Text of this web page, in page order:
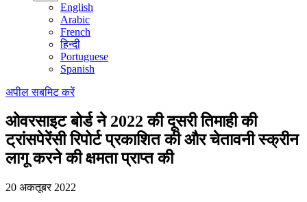
English
Arabic
French
हिन्दी
Portuguese
Spanish
अपील सबमिट करें
ओवरसाइट बोर्ड ने 2022 की दूसरी तिमाही की
ट्रांसपेरेंसी रिपोर्ट प्रकाशित की और चेतावनी स्क्रीन
लागू करने की क्षमता प्राप्त की
20 अकतूबर 2022